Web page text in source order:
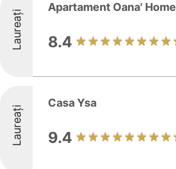
Laureați
Apartament Oana' Home
8.4
Laureați
Casa Ysa
9.4